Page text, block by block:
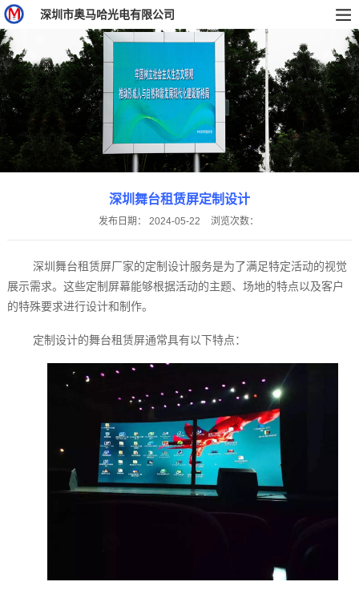
深圳市奥马哈光电有限公司
深圳舞台租赁屏定制设计
发布日期： 2024-05-22 浏览次数：
深圳舞台租赁屏厂家‍的定制设计服务是为了满足特定活动的视觉
展示需求。这些定制屏幕能够根据活动的主题、场地的特点以及客户
的特殊要求进行设计和制作。
定制设计的舞台租赁屏通常具有以下特点：